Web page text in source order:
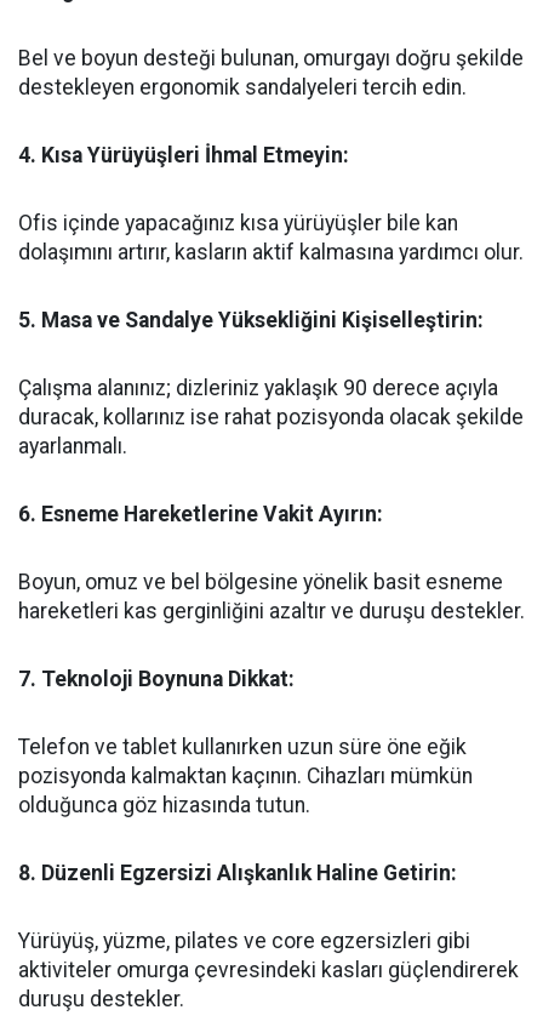
Bel ve boyun desteği bulunan, omurgayı doğru şekilde
destekleyen ergonomik sandalyeleri tercih edin.
4. Kısa Yürüyüşleri İhmal Etmeyin:
Ofis içinde yapacağınız kısa yürüyüşler bile kan
dolaşımını artırır, kasların aktif kalmasına yardımcı olur.
5. Masa ve Sandalye Yüksekliğini Kişiselleştirin:
Çalışma alanınız; dizleriniz yaklaşık 90 derece açıyla
duracak, kollarınız ise rahat pozisyonda olacak şekilde
ayarlanmalı.
6. Esneme Hareketlerine Vakit Ayırın:
Boyun, omuz ve bel bölgesine yönelik basit esneme
hareketleri kas gerginliğini azaltır ve duruşu destekler.
7. Teknoloji Boynuna Dikkat:
Telefon ve tablet kullanırken uzun süre öne eğik
pozisyonda kalmaktan kaçının. Cihazları mümkün
olduğunca göz hizasında tutun.
8. Düzenli Egzersizi Alışkanlık Haline Getirin:
Yürüyüş, yüzme, pilates ve core egzersizleri gibi
aktiviteler omurga çevresindeki kasları güçlendirerek
duruşu destekler.